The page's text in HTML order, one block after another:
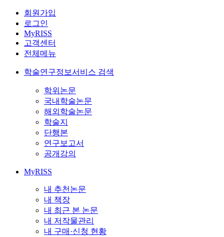
회원가입
로그인
MyRISS
고객센터
전체메뉴
학술연구정보서비스 검색
학위논문
국내학술논문
해외학술논문
학술지
단행본
연구보고서
공개강의
MyRISS
내 추천논문
내 책장
내 최근 본 논문
내 저작물관리
내 구매·신청 현황